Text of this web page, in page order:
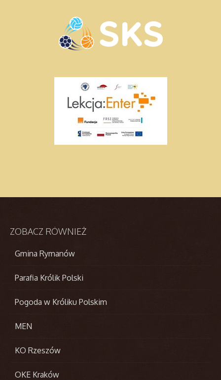
ZOBACZ RÓWNIEŻ
Gmina Rymanów
Parafia Królik Polski
Pogoda w Króliku Polskim
MEN
KO Rzeszów
OKE Kraków